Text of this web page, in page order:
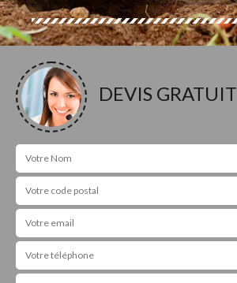
DEVIS GRATUIT